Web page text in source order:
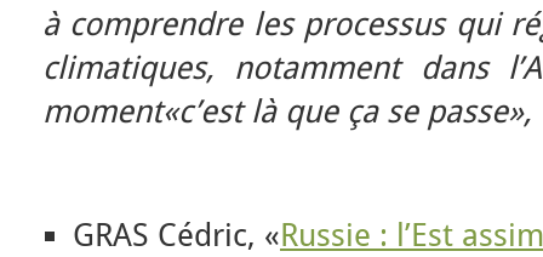
à comprendre les processus qui
climatiques, notamment dans
moment«c’est là que ça se
GRAS Cédric, «Russie : l’Est